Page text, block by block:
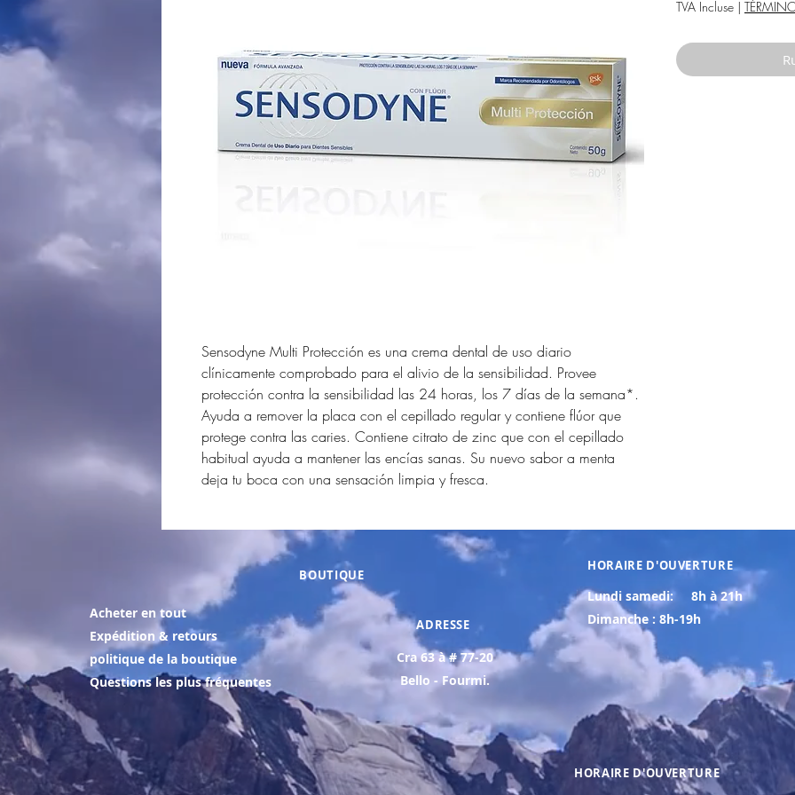
Sensodyne Multi Protección es una crema dental de uso diario
clínicamente comprobado para el alivio de la sensibilidad. Provee
protección contra la sensibilidad las 24 horas, los 7 días de la semana*.
Ayuda a remover la placa con el cepillado regular y contiene flúor que
protege contra las caries. Contiene citrato de zinc que con el cepillado
habitual ayuda a mantener las encías sanas. Su nuevo sabor a menta
deja tu boca con una sensación limpia y fresca.
TVA Incluse |
BOUTIQUE
Acheter en tout
Expédition & retours
politique de la boutique
Questions les plus fréquentes
ADRESSE
Cra 63 à # 77-20
Bello - Fourmi.
HORAIRE D'OUVERTURE
Lundi samedi:
8h à 21h
Dimanche : 8h-19h
HORAIRE D'OUVERTURE